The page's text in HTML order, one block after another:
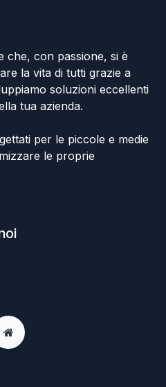
che, con passione, si è
la vita di tutti grazie a
soluzioni eccellenti
tua azienda.
per le piccole e medie
le proprie